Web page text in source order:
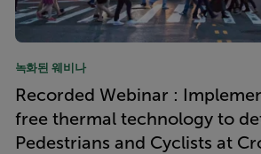
녹화된 웨비나
Recorded Webinar :
free thermal technology to
Pedestrians and Cyclists at